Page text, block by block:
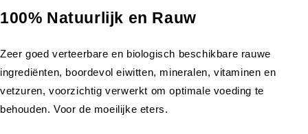
100% Natuurlijk en Rauw
Zeer goed verteerbare en biologisch beschikbare rauwe
ingrediënten, boordevol eiwitten, mineralen, vitaminen en
vetzuren, voorzichtig verwerkt om optimale voeding te
behouden. Voor de moeilijke eters.